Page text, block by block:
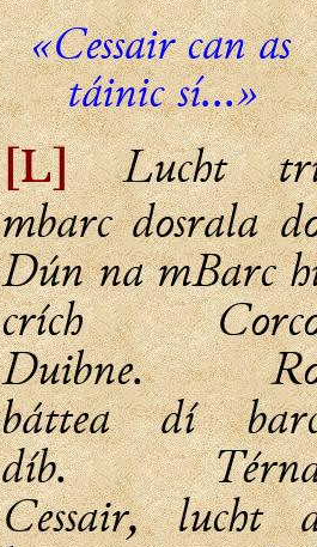
«Cessair can as
táinic sí...»
[L]
Lucht
mbarc dosrala
Dún na mBarc
crích
Duibne.
báttea dí
díb.
Cessair, lucht